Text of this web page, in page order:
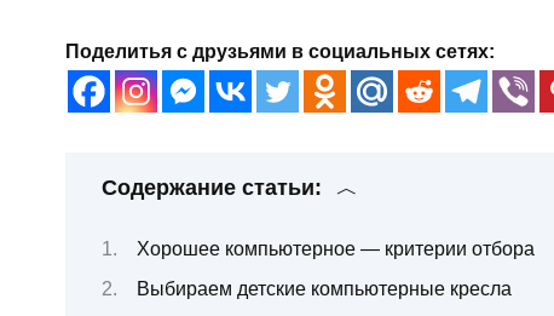
Поделитья с друзьями в социальных сетях:
Содержание статьи:
Хорошее компьютерное — критерии отбора
Выбираем детские компьютерные кресла